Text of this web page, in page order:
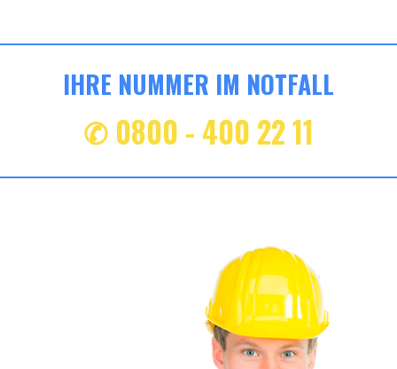
IHRE NUMMER IM NOTFALL
✆ 0800 - 400 22 11